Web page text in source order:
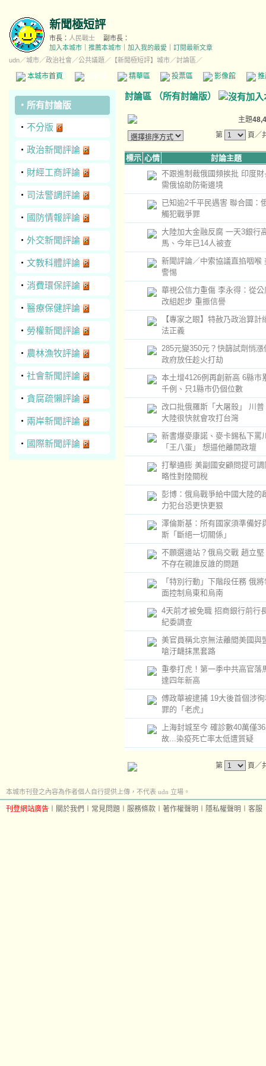
新聞極短評
市長： 人民戰士
副市長：
加入本城市
推薦本城市 加入我的最愛
訂閱最新文章
udn／城市／政治社會 ／公共議題 ／ 【新聞極短評】城市／討論區／
本城市首頁 精華區 投票區 影像館
‧ 所有討論版
‧ 不分版
‧ 政治新聞評論
‧ 財經工商評論
‧ 司法警調評論
‧ 國防情報評論
‧ 外交新聞評論
‧ 文教科體評論
‧ 消費環保評論
‧ 醫療保健評論
‧ 勞權新聞評論
‧ 農林漁牧評論
‧ 社會新聞評論
‧ 貪腐疏懶評論
‧ 兩岸新聞評論
‧ 國際新聞評論
討論區 （所有討論版）
主題
第
頁
標示 心情
討論主題
不跟進制裁俄國頻挨批 印度財
需俄協助防衛邊境
已知逾2千平民遇害 聯合國：
觸犯戰爭罪
大陸加大金融反腐 一天3銀行
馬、今年已14人被查
新聞評論／中索協議直掐咽喉
警惕
華視公信力重傷 李永得：從公
改組起步 重振信譽
【專家之眼】特赦乃政治算計
法正義
285元變350元？快篩試劑悄漲
政府放任趁火打劫
本土增4126例再創新高 6縣市
千例、只1縣市仍個位數
改口批俄羅斯「大屠殺」 川
大陸很快就會攻打台灣
新書爆麥康諾、麥卡錫私下罵
「王八蛋」 想逼他離開政壇
打擊通膨 美副國安顧問提可調
略性對陸關稅
彭博：俄烏戰爭給中國大陸的
力犯台恐更快更狠
澤倫斯基：所有國家須準備好
斯「斷絕一切關係」
不願選邊站？俄烏交戰 趙立堅
不存在親誰反誰的問題
「特別行動」下階段任務 俄
面控制烏東和烏南
4天前才被免職 招商銀行前行
紀委調查
美官員稱北京無法離間美國與
嗆汙衊抹黑套路
重拳打虎！第一季中共高官落
達四年新高
傅政華被逮捕 19大後首個涉
罪的「老虎」
上海封城至今 確診數40萬僅
故...染疫死亡率太低遭質疑
第 頁
本城市刊登之內容為作者個人自行提供上傳，不代表 udn 立場。
刊登網站廣告 關於我們 常見問題 服務條款 著作權聲明 隱私權聲明 客服